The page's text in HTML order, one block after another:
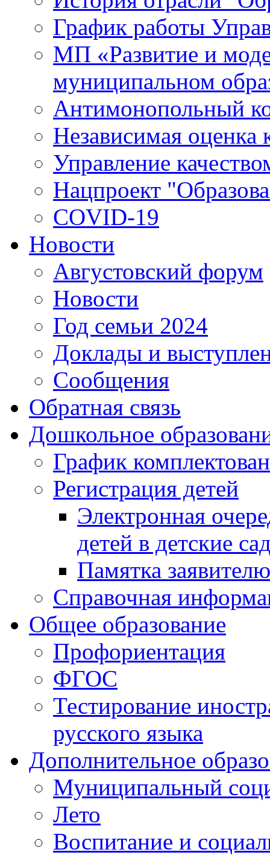
График работы
МП «Развитие и
муниципальном
Антимонопольный
Независимая оценка
Управление
Нацпроект
COVID-19
Новости
Августовский форум
Новости
Год семьи 2024
Доклады и
Сообщения
Обратная связь
Дошкольное
График
Регистрация детей
Электронная
детей в детские
Памятка заявителю
Справочная
Общее образование
Профориентация
ФГОС
Тестирование
русского языка
Дополнительное
Муниципальный
Лето
Воспитание и